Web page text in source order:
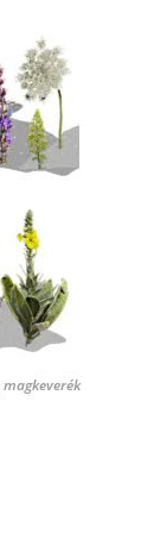
magkeverék